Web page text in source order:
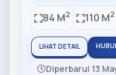
84 M2 110 M2
LIHAT DETAIL
Diperbarui 13